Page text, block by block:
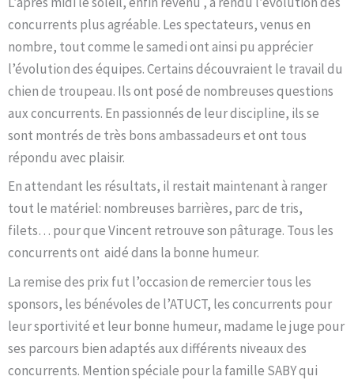
concurrents plus agréable. Les spectateurs, venus en
nombre, tout comme le samedi ont ainsi pu apprécier
l’évolution des équipes. Certains découvraient le travail du
chien de troupeau. Ils ont posé de nombreuses questions
aux concurrents. En passionnés de leur discipline, ils se
sont montrés de très bons ambassadeurs et ont tous
répondu avec plaisir.
En attendant les résultats, il restait maintenant à ranger
tout le matériel: nombreuses barrières, parc de tris,
filets… pour que Vincent retrouve son pâturage. Tous les
concurrents ont aidé dans la bonne humeur.
La remise des prix fut l’occasion de remercier tous les
sponsors, les bénévoles de l’ATUCT, les concurrents pour
leur sportivité et leur bonne humeur, madame le juge pour
ses parcours bien adaptés aux différents niveaux des
concurrents. Mention spéciale pour la famille SABY qui